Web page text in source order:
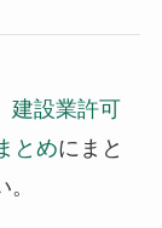
建設業許可
とめにまと